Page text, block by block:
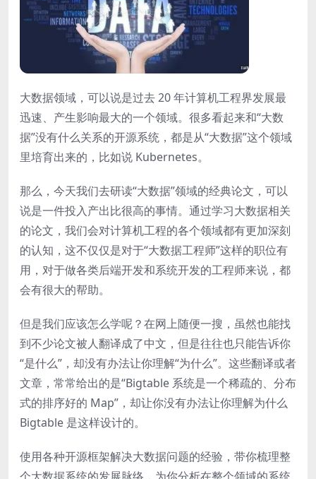
大数据领域，可以说是过去 20 年计算机工程界发展最
迅速、产生影响最大的一个领域。很多看起来和“大数
据”没有什么关系的开源系统，都是从“大数据”这个领域
里培育出来的，比如说 Kubernetes。
那么，今天我们去研读“大数据”领域的经典论文，可以
说是一件投入产出比很高的事情。通过学习大数据相关
的论文，我们会对计算机工程的各个领域都有更加深刻
的认知，这不仅仅是对于“大数据工程师”这样的职位有
用，对于做各类后端开发和系统开发的工程师来说，都
会有很大的帮助。
但是我们应该怎么学呢？在网上随便一搜，虽然也能找
到不少论文被人翻译成了中文，但是往往也只能告诉你
“是什么”，却没有办法让你理解“为什么”。这些翻译或者
文章，常常给出的是“Bigtable 系统是一个稀疏的、分布
式的排序好的 Map”，却让你没有办法让你理解为什么
Bigtable 是这样设计的。
使用各种开源框架解决大数据问题的经验，带你梳理整